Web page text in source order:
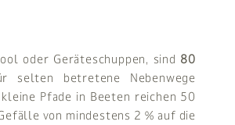
oder Geräteschuppen, sind 80
selten betretene Nebenwege
Pfade in Beeten reichen 50
von mindestens 2 % auf die